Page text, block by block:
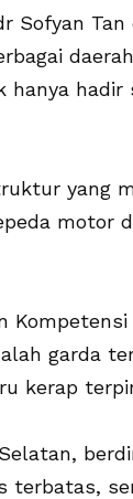
Sofyan
yang
motor
garda
kerap
terbatas,